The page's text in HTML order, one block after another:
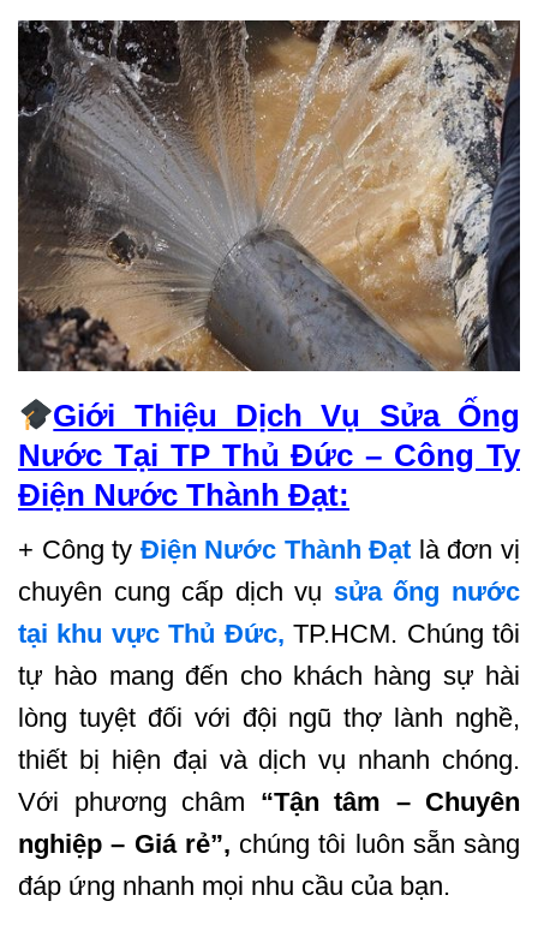
Giới Thiệu Dịch Vụ Sửa Ống
Nước Tại TP Thủ Đức – Công Ty
Điện Nước Thành Đạt:
+ Công ty Điện Nước Thành Đạt là đơn vị
chuyên cung cấp dịch vụ sửa ống nước
tại khu vực Thủ Đức, TP.HCM. Chúng tôi
tự hào mang đến cho khách hàng sự hài
lòng tuyệt đối với đội ngũ thợ lành nghề,
thiết bị hiện đại và dịch vụ nhanh chóng.
Với phương châm “Tận tâm – Chuyên
nghiệp – Giá rẻ”, chúng tôi luôn sẵn sàng
đáp ứng nhanh mọi nhu cầu của bạn.